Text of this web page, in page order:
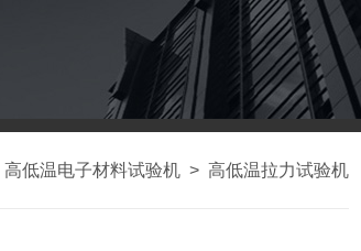
高低温电子材料试验机 > 高低温拉力试验机